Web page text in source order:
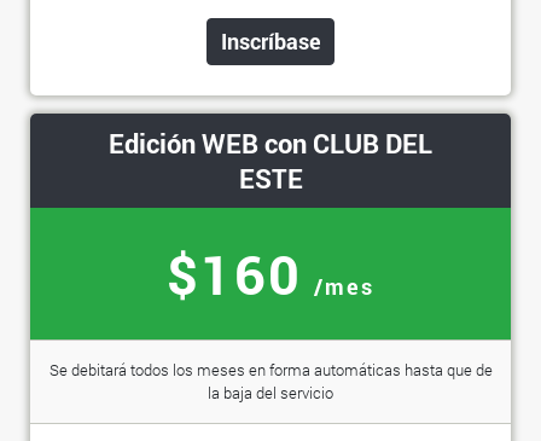
Inscríbase
Edición WEB con CLUB DEL
ESTE
$160 /mes
Se debitará todos los meses en forma automáticas hasta que de
la baja del servicio